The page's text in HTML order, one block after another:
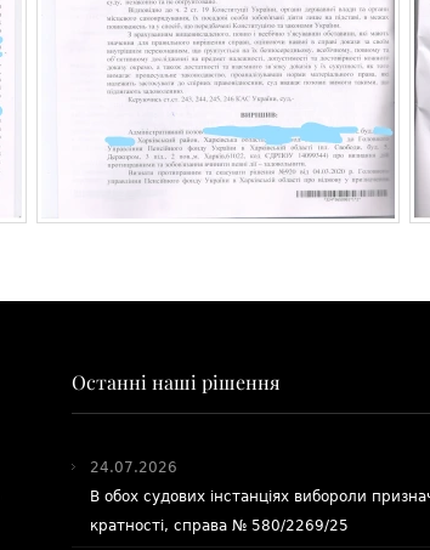
Останні наші рішення
24.07.2026
В обох судових інстанціях вибороли
кратності, справа № 580/2269/25